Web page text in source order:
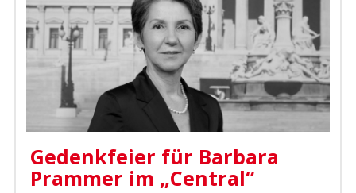
Gedenkfeier für Barbara
Prammer im „Central“